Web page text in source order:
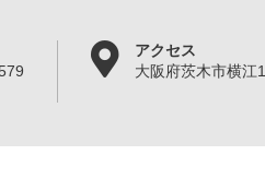
アクセス
大阪府茨木市横江